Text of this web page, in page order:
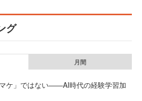
グ
月間
ケ」ではない——AI時代の経験学習加